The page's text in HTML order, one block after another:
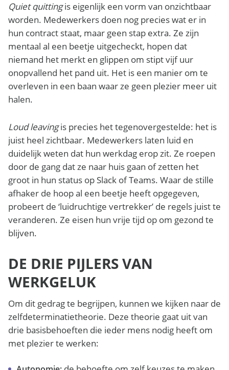
Quiet quittingis eigenlijk een vorm van onzichtbaar
worden. Medewerkers doen nog precies wat er in
hun contract staat, maar geen stap extra. Ze zijn
mentaal al een beetje uitgecheckt, hopen dat
niemand het merkt en glippen om stipt vijf uur
onopvallend het pand uit. Het is een manier om te
overleven in een baan waar ze geen plezier meer uit
halen.
Loud leavingis precies het tegenovergestelde: het is
juist heel zichtbaar. Medewerkers laten luid en
duidelijk weten dat hun werkdag erop zit. Ze roepen
door de gang dat ze naar huis gaan of zetten het
groot in hun status op Slack of Teams. Waar de stille
afhaker de hoop al een beetje heeft opgegeven,
probeert de ‘luidruchtige vertrekker’ de regels juist te
veranderen. Ze eisen hun vrije tijd op om gezond te
blijven.
DE DRIE PIJLERS VAN
WERKGELUK
Om dit gedrag te begrijpen, kunnen we kijken naar de
zelfdeterminatietheorie. Deze theorie gaat uit van
drie basisbehoeften die ieder mens nodig heeft om
met plezier te werken: